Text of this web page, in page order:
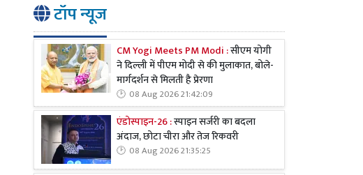
टॉप न्यूज
CM Yogi Meets PM Modi :सीएम योगी
ने दिल्ली में पीएम मोदी से की मुलाकात, बोले-
मार्गदर्शन से मिलती है प्रेरणा
08 Aug 2026 21:42:09
एंडोस्पाइन-26 :स्पाइन सर्जरी का बदला
अंदाज, छोटा चीरा और तेज रिकवरी
08 Aug 2026 21:35:25